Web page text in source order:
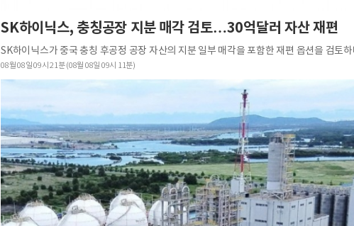
SK하이닉스, 충칭공장 지분 매각 검토…30억달러 자산 재편
08월 08일 09시 21분 (08월 08일 09시 11분)